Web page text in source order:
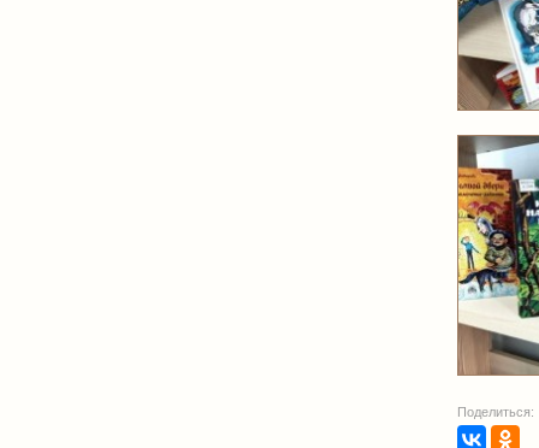
Поделиться: